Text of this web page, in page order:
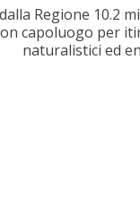
Regione 10.2
capoluogo per
naturalistici ed